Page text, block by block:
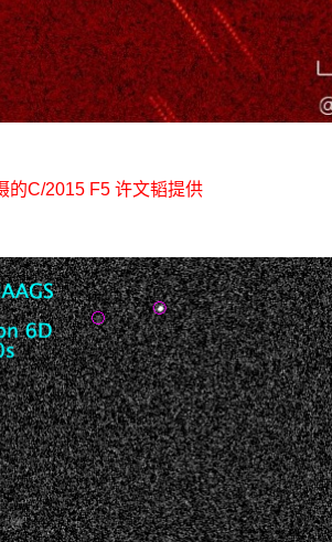
的C/2015 F5 许文韬提供